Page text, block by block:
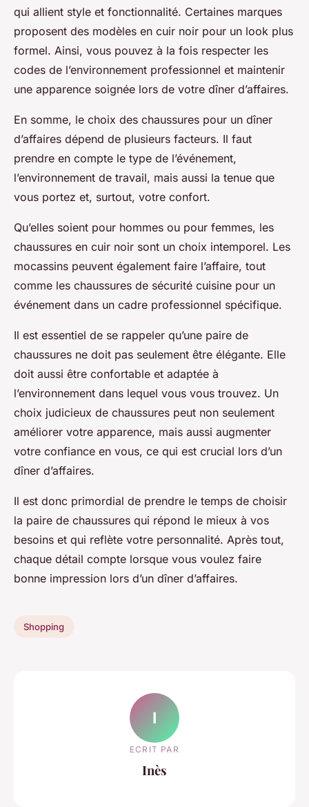
qui allient style et fonctionnalité. Certaines marques
proposent des modèles en cuir noir pour un look plus
formel. Ainsi, vous pouvez à la fois respecter les
codes de l’environnement professionnel et maintenir
une apparence soignée lors de votre dîner d’affaires.
En somme, le choix des chaussures pour un dîner
d’affaires dépend de plusieurs facteurs. Il faut
prendre en compte le type de l’événement,
l’environnement de travail, mais aussi la tenue que
vous portez et, surtout, votre confort.
Qu’elles soient pour hommes ou pour femmes, les
chaussures en cuir noir sont un choix intemporel. Les
mocassins peuvent également faire l’affaire, tout
comme les chaussures de sécurité cuisine pour un
événement dans un cadre professionnel spécifique.
Il est essentiel de se rappeler qu’une paire de
chaussures ne doit pas seulement être élégante. Elle
doit aussi être confortable et adaptée à
l’environnement dans lequel vous vous trouvez. Un
choix judicieux de chaussures peut non seulement
améliorer votre apparence, mais aussi augmenter
votre confiance en vous, ce qui est crucial lors d’un
dîner d’affaires.
Il est donc primordial de prendre le temps de choisir
la paire de chaussures qui répond le mieux à vos
besoins et qui reflète votre personnalité. Après tout,
chaque détail compte lorsque vous voulez faire
bonne impression lors d’un dîner d’affaires.
Shopping
I
ECRIT PAR
Inès